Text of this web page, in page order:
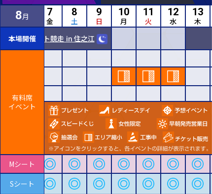
8月
6
木
7
金
8
土
9
日
10
月
11
火
12
水
13
木
本場開催
プロジェクト競走 in 住之江
有料席
イベント
Mシート
Sシート